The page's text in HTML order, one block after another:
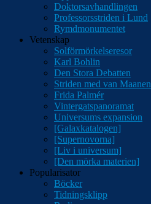
Doktorsavhandlingen
Professorsstriden i Lund
Rymdmonumentet
Vetenskap
Solförmörkelseresor
Karl Bohlin
Den Stora Debatten
Striden med van Maanen
Frida Palmér
Vintergatspanoramat
Universums expansion
[Galaxkatalogen]
[Supernovorna]
[Liv i universum]
[Den mörka materien]
Popularisator
Böcker
Tidningsklipp